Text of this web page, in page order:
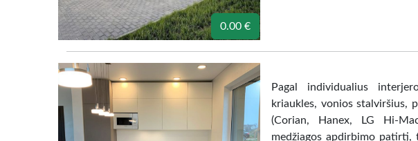
0.00 €
Pagal individualius
kriaukles, vonios stalviršius,
(Corian, Hanex, LG Hi-
medžiagos apdirbimo